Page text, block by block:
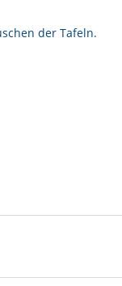
der Tafeln.